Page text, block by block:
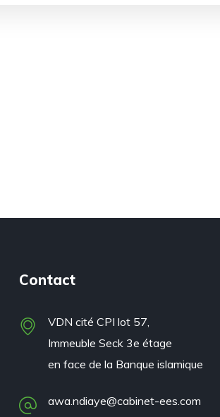
Contact
VDN cité CPI lot 57,
Immeuble Seck 3e étage
en face de la Banque islamique
awa.ndiaye@cabinet-ees.com